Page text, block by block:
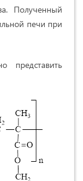
Полученный
печи при
представить